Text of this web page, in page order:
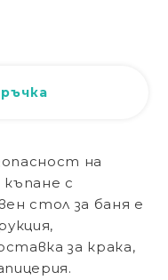
на
с
стол за баня е
за крака,